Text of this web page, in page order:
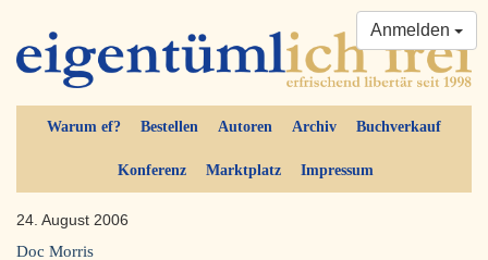
Warum ef? Bestellen Autoren Archiv Buchverkauf
Konferenz Marktplatz Impressum
Anmelden
24. August 2006
Doc Morris